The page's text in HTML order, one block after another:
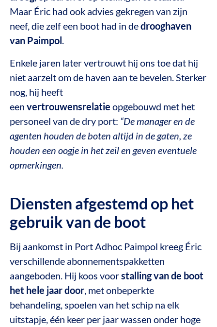
Maar Éric had ook advies gekregen van zijn
neef, die zelf een boot had in dedrooghaven
van Paimpol
Enkele jaren later vertrouwt hij ons toe dat hij
niet aarzelt om de haven aan te bevelen. Sterker
nog, hij heeft
een vertrouwensrelatie opgebouwd met het
personeel van de dry port: “De manager en de
agenten houden de boten altijd in de gaten, ze
houden een oogje in het zeil en geven eventuele
opmerkingen.
Diensten afgestemd op het
gebruik van de boot
Bij aankomst in Port Adhoc Paimpol kreeg Éric
verschillende abonnementspakketten
aangeboden. Hij koos voorstalling van de boot
het hele jaar door , met onbeperkte
behandeling, spoelen van het schip na elk
uitstapje, één keer per jaar wassen onder hoge